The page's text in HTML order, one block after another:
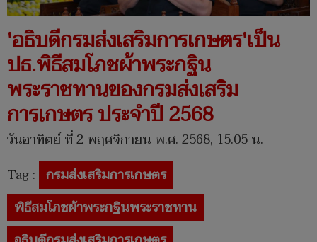
'อธิบดีกรมส่งเสริมการเกษตร'เป็น
ปธ.พิธีสมโภชผ้าพระกฐิน
พระราชทานของกรมส่งเสริม
การเกษตร ประจำปี 2568
วันอาทิตย์ ที่ 2 พฤศจิกายน พ.ศ. 2568, 15.05 น.
Tag : กรมส่งเสริมการเกษตร
พิธีสมโภชผ้าพระกฐินพระราชทาน